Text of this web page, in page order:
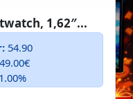
1,62″...
54.90